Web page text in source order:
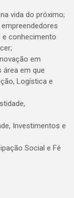
vida do próximo;
empreendedores
e conhecimento
em
área em que
Logística e
Investimentos e
Social e Fé